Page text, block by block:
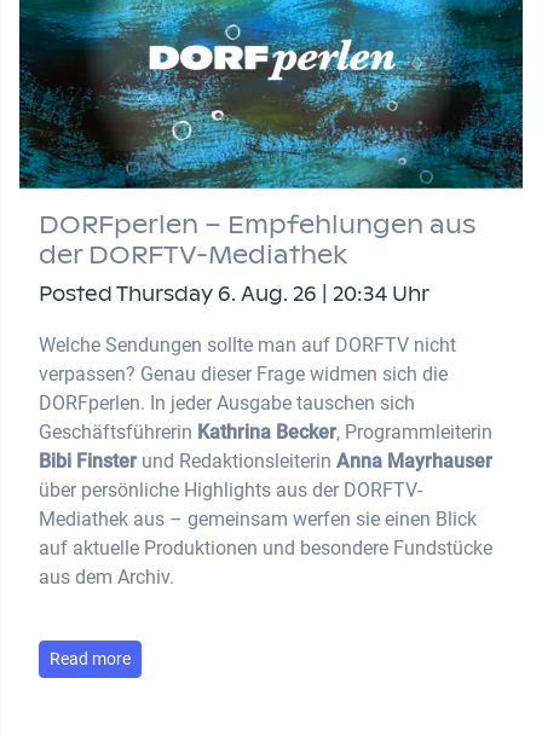
DORFperlen – Empfehlungen aus
der DORFTV-Mediathek
Posted Thursday 6. Aug. 26 | 20:34 Uhr
Welche Sendungen sollte man auf DORFTV nicht
verpassen? Genau dieser Frage widmen sich die
DORFperlen. In jeder Ausgabe tauschen sich
Geschäftsführerin Kathrina Becker, Programmleiterin
Bibi Finster und Redaktionsleiterin Anna Mayrhauser
über persönliche Highlights aus der DORFTV-
Mediathek aus – gemeinsam werfen sie einen Blick
auf aktuelle Produktionen und besondere Fundstücke
aus dem Archiv.
Read more